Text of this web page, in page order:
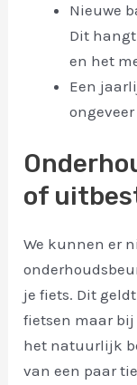
Nieuwe
Dit
en het
Een
of
We kunnen er
je fiets. Dit
fietsen maar bij
het natuurlijk
van een paar